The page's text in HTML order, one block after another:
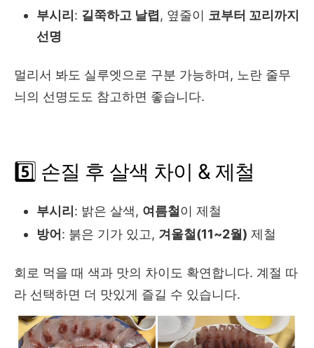
부시리: 길쭉하고 날렵, 옆줄이 코부터 꼬리까지
선명
멀리서 봐도 실루엣으로 구분 가능하며, 노란 줄무
늬의 선명도도 참고하면 좋습니다.
5️⃣ 손질 후 살색 차이 & 제철
부시리: 밝은 살색, 여름철이 제철
방어: 붉은 기가 있고, 겨울철(11~2월) 제철
회로 먹을 때 색과 맛의 차이도 확연합니다. 계절 따
라 선택하면 더 맛있게 즐길 수 있습니다.